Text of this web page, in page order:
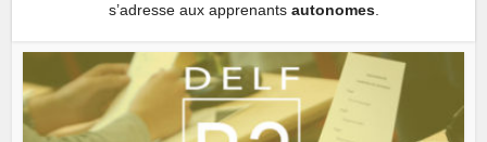
s’adresse aux apprenants autonomes.